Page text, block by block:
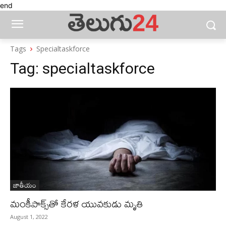
end
Tags Specialtaskforce
Tag: specialtaskforce
జాతీయం
మంకీపాక్స్‌తో కేరళ యువకుడు మృతి
August 1, 2022